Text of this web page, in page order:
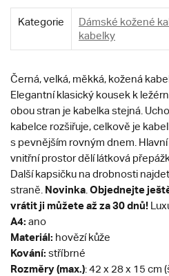
Kategorie Dámské kožené
kabelky
Černá, velká, měkká, kožená
Elegantní klasický kousek k
obou stran je kabelka stejná.
kabelce rozšiřuje, celkově je
s pevnějším rovným dnem.
vnitřní prostor dělí látková
Další kapsičku na drobnosti
straně. Novinka Objednejte
vrátit ji můžete až za 30 dnů!
A4: ano
Materiál: hovězí kůže
Kování: stříbrné
Rozměry (max.): 42 x 28 x 15 cm